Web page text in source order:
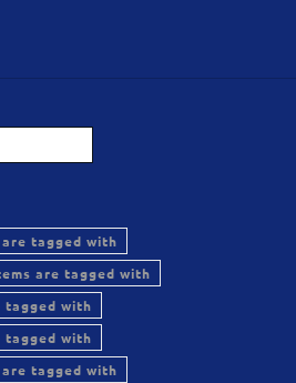
tagged with
are tagged with
tagged with
tagged with
tagged with